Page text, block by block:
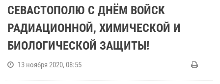
СЕВАСТОПОЛЮ С ДНЁМ ВОЙСК
РАДИАЦИОННОЙ, ХИМИЧЕСКОЙ И
БИОЛОГИЧЕСКОЙ ЗАЩИТЫ!
13 ноября 2020, 08:55